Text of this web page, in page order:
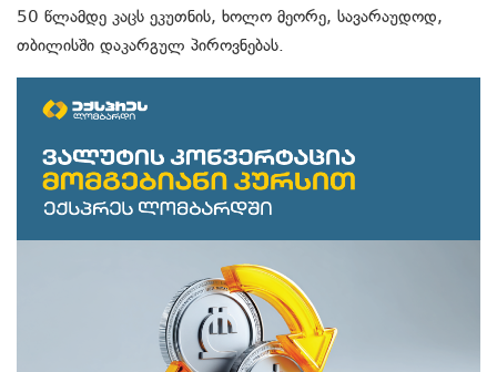
50 წლამდე კაცს ეკუთნის, ხოლო მეორე, სავარაუდოდ,
თბილისში დაკარგულ პიროვნებას.